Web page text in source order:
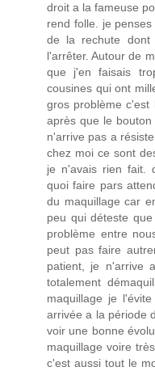
droit a la fameuse
rend folle. je
de la rechute
l'arrêter. Autour de
que j'en faisais
cousines qui ont
gros problème c'est
après que le
n'arrive pas a
chez moi ce sont
je n'avais rien fait.
quoi faire pars
du maquillage car
peu qui déteste
problème entre
peut pas faire
patient, je n'arrive
totalement
maquillage je
arrivée a la période
voir une bonne
maquillage voire
c'est aussi tout le